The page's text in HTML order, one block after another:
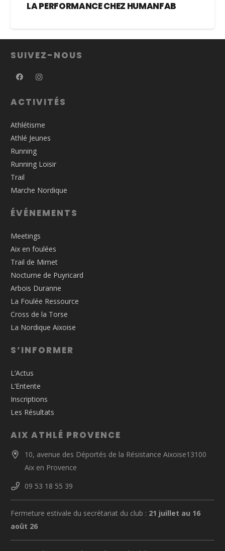
LA PERFORMANCE CHEZ HUMANFAB
SUIVEZ-NOUS
ACTIVITÉS
Athlétisme
Athlé Jeunes
Running
Running Loisir
Trail
Marche Nordique
ÉVÉNEMENTS
Meetings
Aix en foulées
Trail de Mimet
Nocturne de Puyricard
Arbois Duranne
La Foulée Ressource
Cross de la Torse
La Nordique Aixoise
S’INFORMER
L’Actus
L’Entente
Inscriptions
Les Résultats
AIX ATHLÉ PROVENCE
10, avenue des Déportés de la Résistance Aixoise13100
Aix en Provence
09 53 18 55 39
Fermeture estivale du secrétariat du club : 21 juillet au 16
août 26